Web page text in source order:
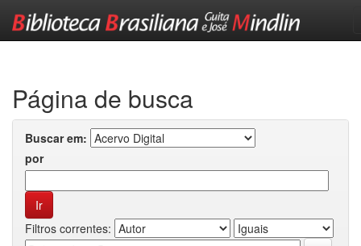
Página de busca
Buscar em:
por
Filtros correntes: